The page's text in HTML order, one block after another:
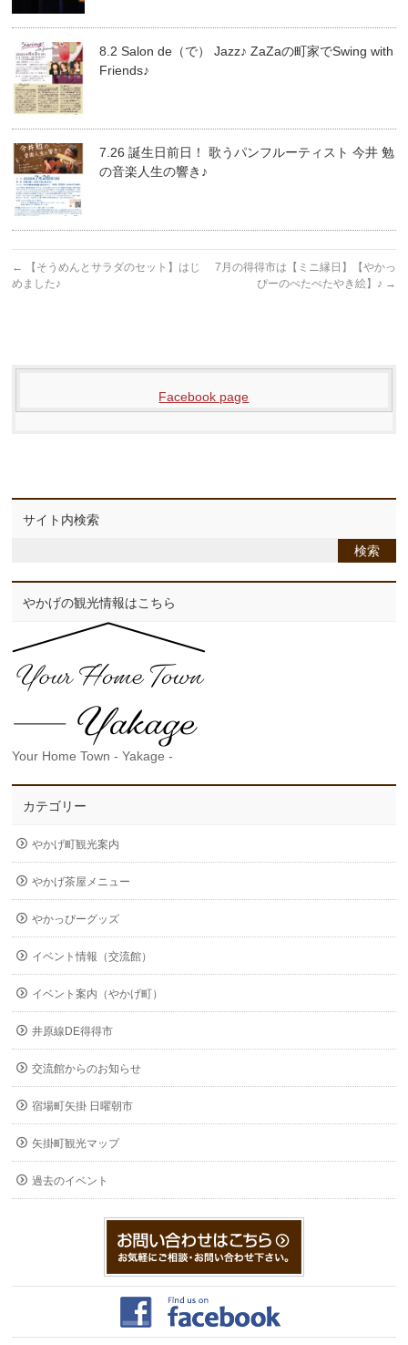
8.2 Salon de（で） Jazz♪ ZaZaの町家でSwing with
Friends♪
7.26 誕生日前日！ 歌うパンフルーティスト 今井 勉
の音楽人生の響き♪
←
【そうめんとサラダのセット】はじ
めました♪
7月の得得市は【ミニ縁日】【やかっ
ぴーのぺたぺたやき絵】♪ →
Facebook page
サイト内検索
やかげの観光情報はこちら
Your Home Town - Yakage -
カテゴリー
やかげ町観光案内
やかげ茶屋メニュー
やかっぴーグッズ
イベント情報（交流館）
イベント案内（やかげ町）
井原線DE得得市
交流館からのお知らせ
宿場町矢掛 日曜朝市
矢掛町観光マップ
過去のイベント